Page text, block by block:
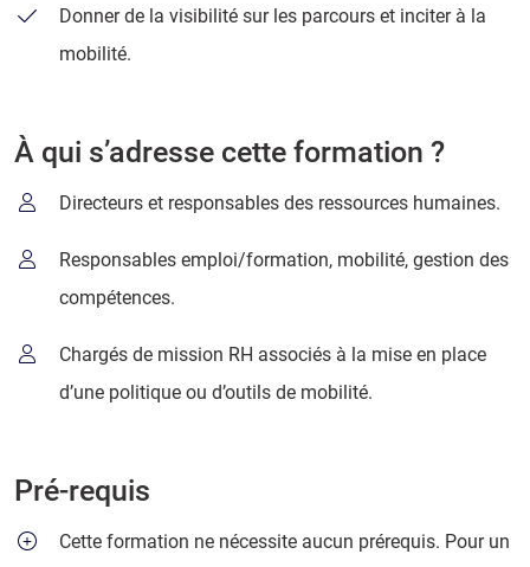
Donner de la visibilité sur les parcours et inciter à la
mobilité.
À qui s’adresse cette formation ?
Directeurs et responsables des ressources humaines.
Responsables emploi/formation, mobilité, gestion des
compétences.
Chargés de mission RH associés à la mise en place
d’une politique ou d’outils de mobilité.
Pré-requis
Cette formation ne nécessite aucun prérequis. Pour un